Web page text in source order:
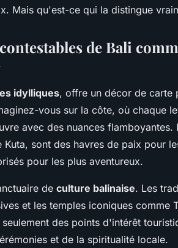
Mais qu'est-ce qui la distingue
de Bali
idylliques, offre un décor de carte
vous sur la côte, où chaque
avec des nuances flamboyantes.
Kuta, sont des havres de paix pour
pour les plus aventureux.
de culture balinaise. Les
et les temples iconiques comme
seulement des points d'intérêt
et de la spiritualité locale.